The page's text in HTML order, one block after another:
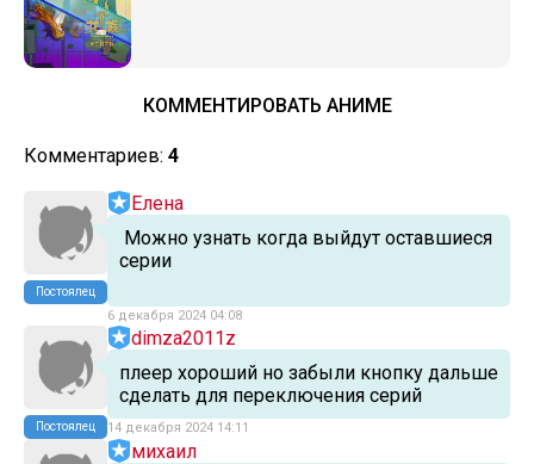
КОММЕНТИРОВАТЬ АНИМЕ
Комментариев: 4
Постоялец
Елена
Можно узнать когда выйдут оставшиеся
серии
6 декабря 2024 04:08
Постоялец
dimza2011z
плеер хороший но забыли кнопку дальше
сделать для переключения серий
14 декабря 2024 14:11
михаил